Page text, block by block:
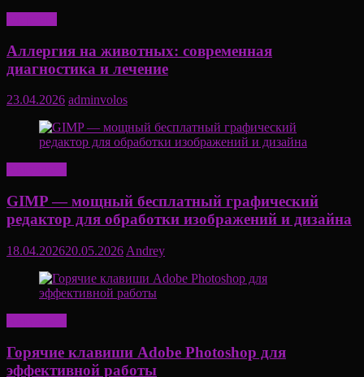
Аллергия на животных: современная
диагностика и лечение
23.04.2026 adminvolos
GIMP — мощный бесплатный графический
редактор для обработки изображений и дизайна
18.04.202620.05.2026 Andrey
Горячие клавиши Adobe Photoshop для
эффективной работы